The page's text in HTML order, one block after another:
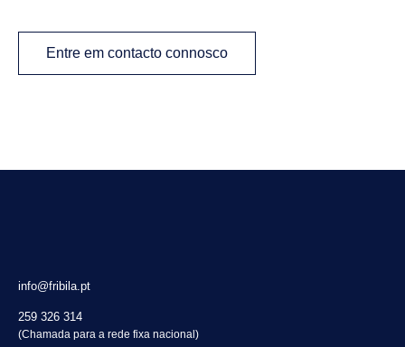
Entre em contacto connosco
info@fribila.pt
259 326 314
(Chamada para a rede fixa nacional)